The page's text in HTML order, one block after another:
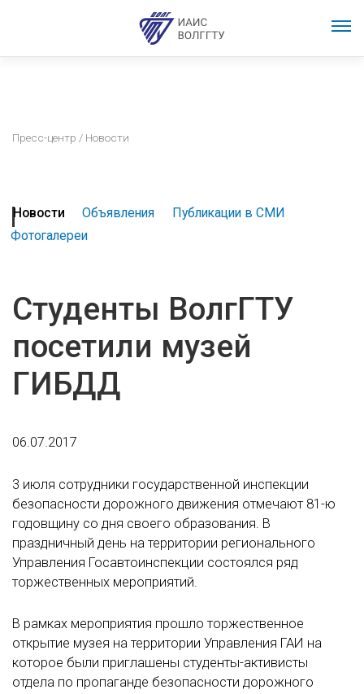
Пресс-центр / Новости
Новости Объявления
Публикации в СМИ
Фотогалереи
Студенты ВолгГТУ
посетили музей
ГИБДД
06.07.2017
3 июля сотрудники государственной инспекции
безопасности дорожного движения отмечают 81-ю
годовщину со дня своего образования. В
праздничный день на территории регионального
Управления Госавтоинспекции состоялся ряд
торжественных мероприятий.
В рамках мероприятия прошло торжественное
открытие музея на территории Управления ГАИ на
которое были приглашены студенты-активисты
отдела по пропаганде безопасности дорожного